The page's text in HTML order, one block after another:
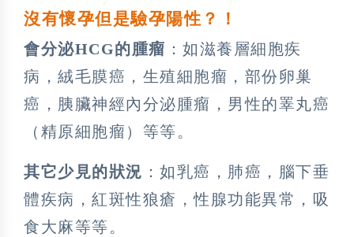
沒有懷孕但是驗孕陽性？！
會分泌HCG的腫瘤 ：如滋養層細胞疾
病，絨毛膜癌，生殖細胞瘤，部份卵巢
癌，胰臟神經內分泌腫瘤，男性的睪丸癌
（精原細胞瘤）等等。
其它少見的狀況 ：如乳癌，肺癌，腦下垂
體疾病，紅斑性狼瘡，性腺功能異常，吸
食大麻等等。